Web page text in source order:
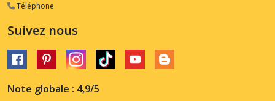
Téléphone
Suivez nous
Note globale : 4,9/5